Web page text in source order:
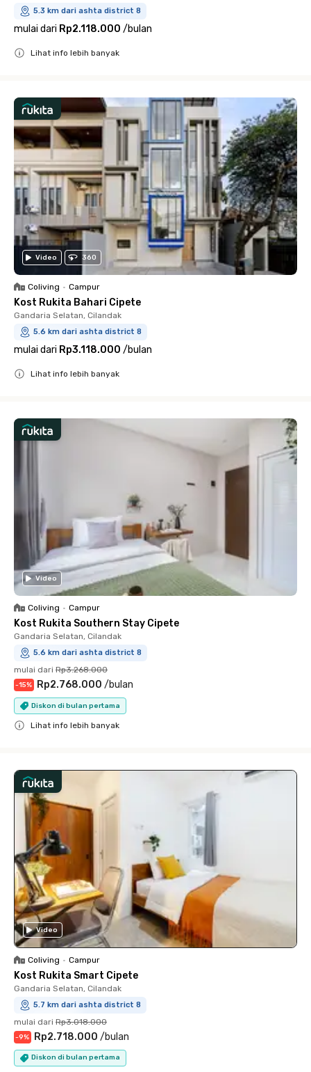
5.3 km dari ashta district 8
mulai dari Rp2.118.000 /bulan
Lihat info lebih banyak
Video 360
Coliving • Campur
Kost Rukita Bahari Cipete
Gandaria Selatan, Cilandak
5.6 km dari ashta district 8
mulai dari Rp3.118.000 /bulan
Lihat info lebih banyak
Video
Coliving • Campur
Kost Rukita Southern Stay Cipete
Gandaria Selatan, Cilandak
5.6 km dari ashta district 8
mulai dari Rp3.268.000
-15% Rp2.768.000 /bulan
Diskon di bulan pertama
Lihat info lebih banyak
Video
Coliving • Campur
Kost Rukita Smart Cipete
Gandaria Selatan, Cilandak
5.7 km dari ashta district 8
mulai dari Rp3.018.000
-9% Rp2.718.000 /bulan
Diskon di bulan pertama